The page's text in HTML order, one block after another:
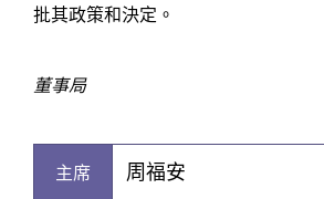
批其政策和決定。
董事局
主席 周福安